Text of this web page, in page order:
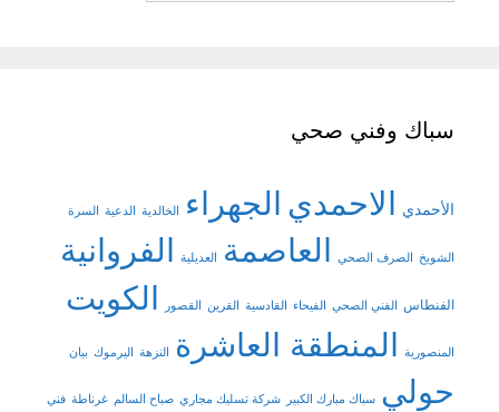
سباك وفني صحي
الأحمدي الاحمدي الجهراء الخالدية الدعية السرة
الشويخ الصرف الصحي العاصمة العديلية الفروانية
الفنطاس الفني الصحي الفيحاء القادسية القرين القصور الكويت
المنصورية المنطقة العاشرة النزهة اليرموك بيان
حولي سباك مبارك الكبير شركة تسليك مجاري صباح السالم غرناطة فني